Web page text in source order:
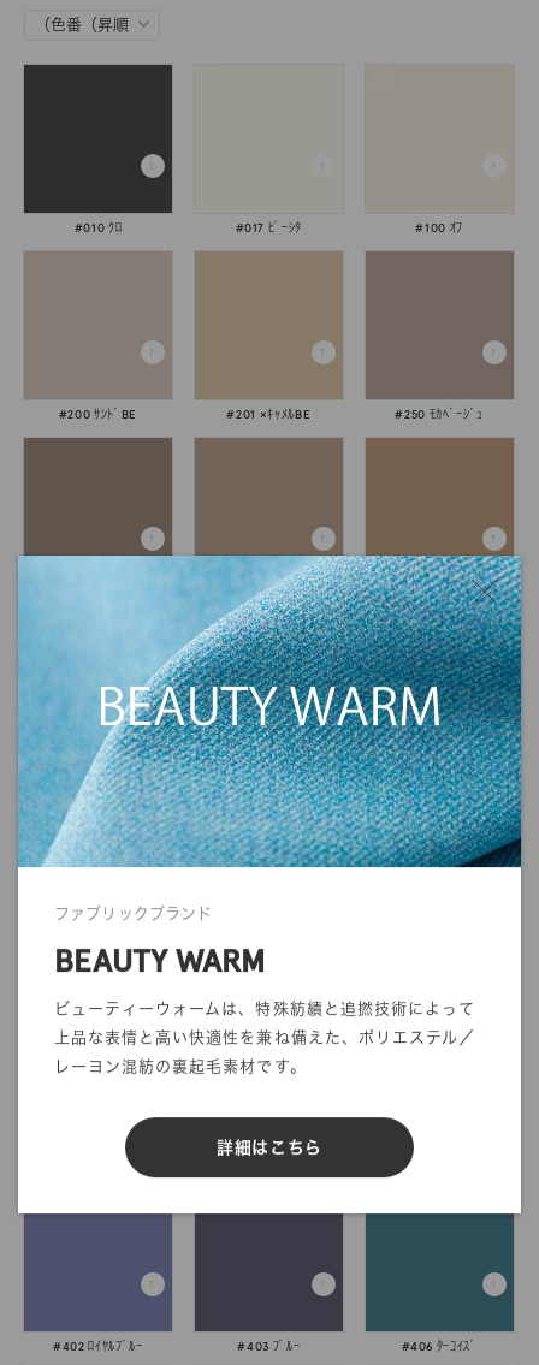
ファブリックブランド
BEAUTY WARM
ビューティーウォームは、特殊紡績と追撚技術によって
上品な表情と高い快適性を兼ね備えた、ポリエステル／
レーヨン混紡の裏起毛素材です。
詳細はこちら
#010 ｸﾛ #017 ﾋﾟｰｼﾀ #100 ｵﾌ
#200 ｻﾝﾄﾞBE #201 ×ｷｬﾒﾙBE #250 ﾓｶﾍﾞｰｼﾞｭ
#252 ｵｳﾄﾞ #255 ｷｬﾒﾙI
#302 ｳﾞｨﾋﾟﾝｸ #304 ﾋﾟﾝｸ #306 ﾋﾟﾝｸ
#310 ｺｲﾋﾟﾝｸF #350 ｲｴﾛｰ
#355 Hｵﾚﾝｼﾞ #370 ﾋﾟﾝｸ #401 ｳｽﾌﾞﾙｰG
#402 ﾛｲﾔﾙﾌﾞﾙｰ #403 ﾌﾞﾙｰ #406 ﾀｰｺｲｽﾞ